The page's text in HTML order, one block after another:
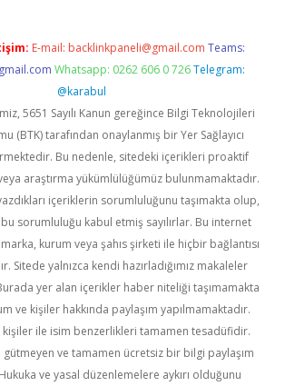
E-mail: backlinkpaneli@gmail.com Teams:
Whatsapp: 0262 606 0 726 Telegram:
@karabul
5651 Sayılı Kanun gereğince Bilgi Teknolojileri
(BTK) tarafından onaylanmış bir Yer Sağlayıcı
Bu nedenle, sitedeki içerikleri proaktif
araştırma yükümlülüğümüz bulunmamaktadır.
içeriklerin sorumluluğunu taşımakta olup,
sorumluluğu kabul etmiş sayılırlar. Bu internet
kurum veya şahıs şirketi ile hiçbir bağlantısı
Sitede yalnızca kendi hazırladığımız makaleler
yer alan içerikler haber niteliği taşımamakta
ve kişiler hakkında paylaşım yapılmamaktadır.
kişiler ile isim benzerlikleri tamamen tesadüfidir.
gütmeyen ve tamamen ücretsiz bir bilgi paylaşım
ve yasal düzenlemelere aykırı olduğunu